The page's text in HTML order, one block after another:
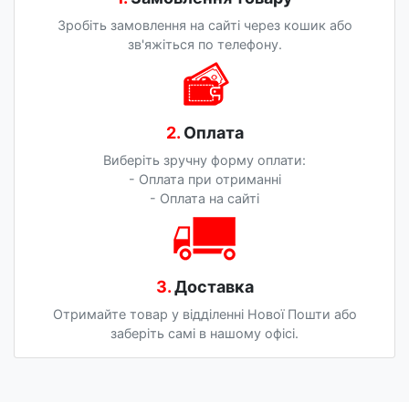
Зробіть замовлення на сайті через кошик або
зв'яжіться по телефону.
2.Оплата
Виберіть зручну форму оплати:
- Оплата при отриманні
- Оплата на сайті
3.Доставка
Отримайте товар у відділенні Нової Пошти або
заберіть самі в нашому офісі.